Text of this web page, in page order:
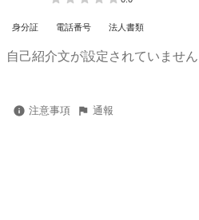
身分証 電話番号 法人書類
自己紹介文が設定されていません
注意事項 通報